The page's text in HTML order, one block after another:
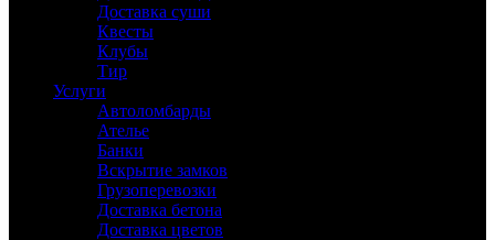
Доставка суши
Квесты
Клубы
Тир
Услуги
Автоломбарды
Ателье
Банки
Вскрытие замков
Грузоперевозки
Доставка бетона
Доставка цветов